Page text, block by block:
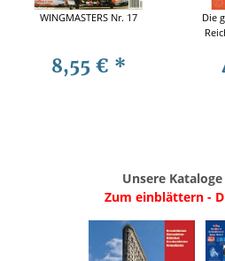
WINGMASTERS Nr. 17
8,55 € *
Die
Unsere
Zum einblättern -